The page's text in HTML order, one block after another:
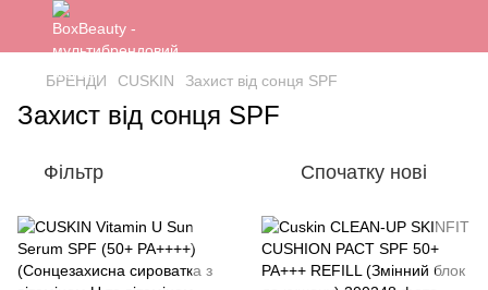
БРЕНДИ CUSKIN Захист від сонця SPF
Захист від сонця SPF
Фільтр Спочатку нові